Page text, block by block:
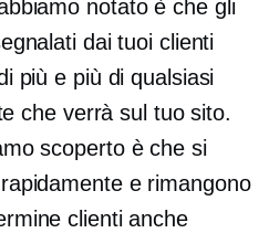
notato è che gli
dai tuoi clienti
più e più di qualsiasi
che verrà sul tuo sito.
scoperto è che si
e rimangono
clienti anche